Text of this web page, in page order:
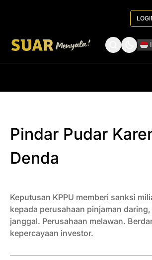
Pindar Pudar
Denda
Keputusan KPPU memberi sanksi
kepada perusahaan pinjaman
janggal. Perusahaan melawan.
kepercayaan investor.